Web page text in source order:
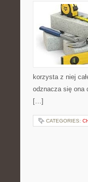
korzysta z niej
odznacza się ona
[…]
CATEGORIES: